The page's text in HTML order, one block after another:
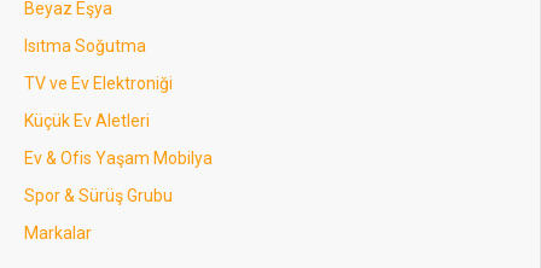
Beyaz Eşya
Isıtma Soğutma
TV ve Ev Elektroniği
Küçük Ev Aletleri
Ev & Ofis Yaşam Mobilya
Spor & Sürüş Grubu
Markalar